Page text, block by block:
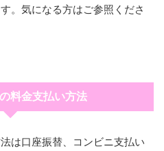
。気になる方はご参照くださ
料金支払い方法
は口座振替、コンビニ支払い